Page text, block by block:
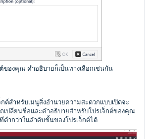
ของคุณ คำอธิบายก็เป็นทางเลือกเช่นกัน
ต์สำหรับเมนูสิ่งอำนวยความสะดวกแบบเปิดจะ
ปลี่ยนชื่อและคำอธิบายสำหรับโปรเจ็กต์ของคุณ
ที่ต่ำกว่าในลำดับชั้นของโปรเจ็กต์ได้